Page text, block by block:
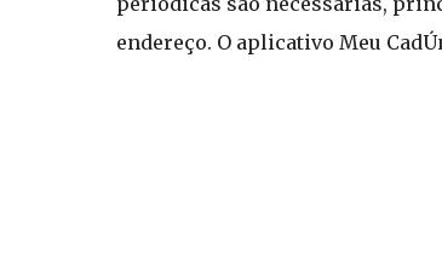
endereço. O aplicativo Meu